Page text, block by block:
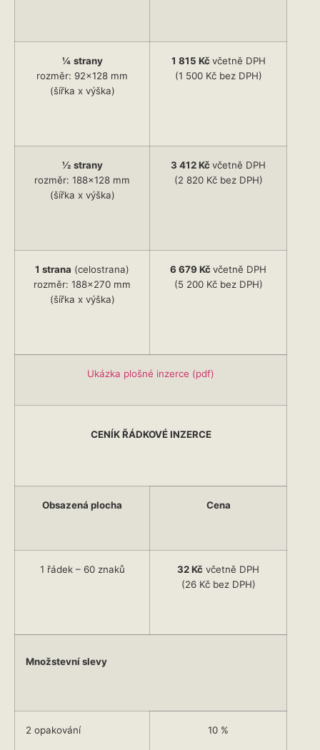
¼ strany
rozměr: 92×128 mm
(šířka x výška)
1 815 Kčvčetně DPH
(1 500 Kč bez DPH)
½ strany
rozměr: 188×128 mm
(šířka x výška)
3 412 Kčvčetně DPH
(2 820 Kč bez DPH)
1 strana (celostrana)
rozměr: 188×270 mm
(šířka x výška)
6 679 Kčvčetně DPH
(5 200 Kč bez DPH)
Ukázka plošné inzerce (pdf)
CENÍK ŘÁDKOVÉ INZERCE
Obsazená plocha Cena
1 řádek – 60 znaků 32 Kč včetně DPH
(26 Kč bez DPH)
Množstevní slevy
2 opakování 10 %